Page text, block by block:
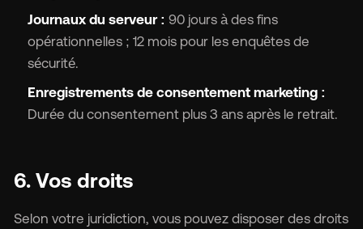
Journaux du serveur : 90 jours à des fins
opérationnelles ; 12 mois pour les enquêtes de
sécurité.
Enregistrements de consentement marketing :
Durée du consentement plus 3 ans après le retrait.
6. Vos droits
Selon votre juridiction, vous pouvez disposer des droits